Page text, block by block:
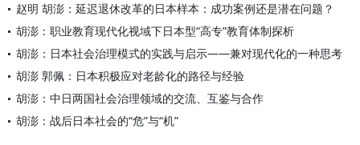
赵明 胡澎：延迟退休改革的日本样本：成功案例还是潜在问题？
胡澎：职业教育现代化视域下日本型“高专”教育体制探析
胡澎：日本社会治理模式的实践与启示——兼对现代化的一种思考
胡澎 郭佩：日本积极应对老龄化的路径与经验
胡澎：中日两国社会治理领域的交流、互鉴与合作
胡澎：战后日本社会的“危”与“机”